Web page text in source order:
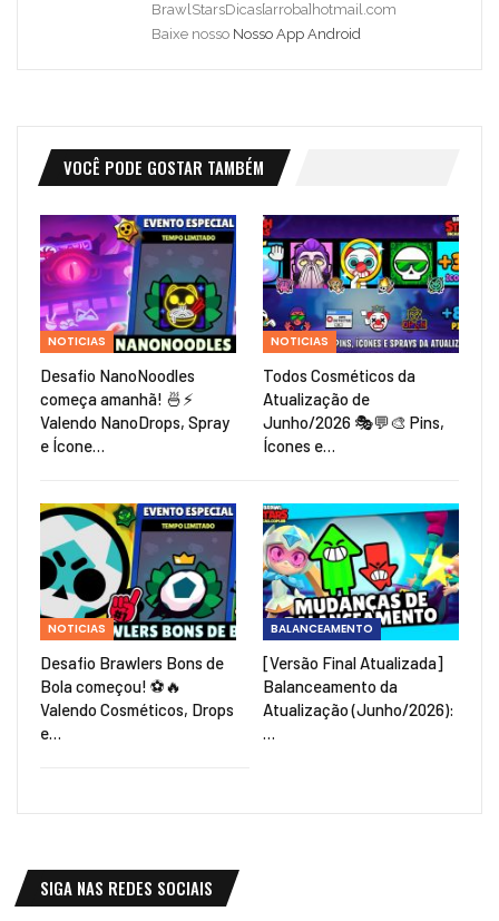
BrawlStarsDicas[arroba]hotmail.com
Baixe nosso Nosso App Android
VOCÊ PODE GOSTAR TAMBÉM
NOTICIAS
Desafio NanoNoodles
começa amanhã! 🍜⚡
Valendo NanoDrops, Spray
e Ícone…
NOTICIAS
Todos Cosméticos da
Atualização de
Junho/2026 🎭💬🎨 Pins,
Ícones e…
NOTICIAS
Desafio Brawlers Bons de
Bola começou! ⚽🔥
Valendo Cosméticos, Drops
e…
BALANCEAMENTO
[Versão Final Atualizada]
Balanceamento da
Atualização (Junho/2026):
…
SIGA NAS REDES SOCIAIS